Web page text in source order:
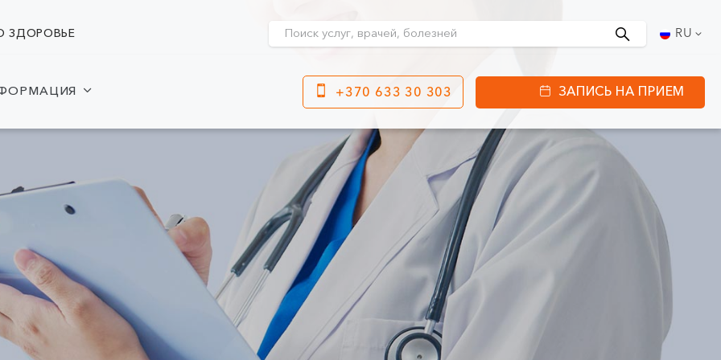
Клайпеда
Часы работы:
I-V 08:00 - 20:00
VI, VII --
ул. Naujoji Uosto 9
I-V 08:00 - 20:00
VI 09:00 - 15:00
VII --
Кретинга
ул. J. Basanavičiaus
80
Часы работы:
I-V 08:00 - 20:00
ЗДОРОВЬЕ RU
+370 633 30 303 ЗАПИСЬ НА ПРИЕМ